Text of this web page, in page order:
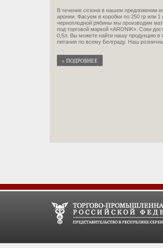
В течение сезона в нашем предложении
аронии. Фасуем в коробки по 250 гр или 1
черноплодной рябины мы производим
под торговой маркой «ARONIK». Соки
0,5л. Вы можете найти нашу продукцию в
питания по всему Белграду. Наш
» ПОДРОБНЕЕ